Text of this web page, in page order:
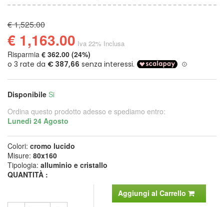
€ 1,525.00
€ 1,163.00 Iva 22% Inclusa
Risparmia € 362.00 (24%)
Disponibile Si
Ordina questo prodotto adesso e spediamo entro:
Lunedì 24 Agosto
Colori: cromo lucido
Misure: 80x160
Tipologia: alluminio e cristallo
QUANTITÀ :
Aggiungi al Carrello